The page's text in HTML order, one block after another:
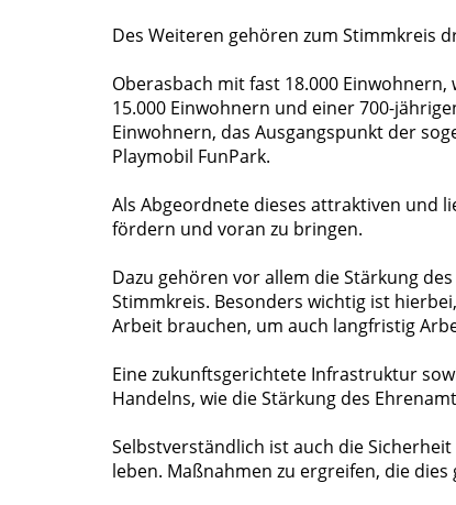
Des Weiteren gehören zum Stimmkreis
Oberasbach mit fast 18.000
15.000 Einwohnern und einer 700-
Einwohnern, das Ausgangspunkt der
Playmobil FunPark.
Als Abgeordnete dieses attraktiven und
fördern und voran zu bringen.
Dazu gehören vor allem die Stärkung
Stimmkreis. Besonders wichtig ist
Arbeit brauchen, um auch langfristig
Eine zukunftsgerichtete Infrastruktur
Handelns, wie die Stärkung des
Selbstverständlich ist auch die
leben. Maßnahmen zu ergreifen, die